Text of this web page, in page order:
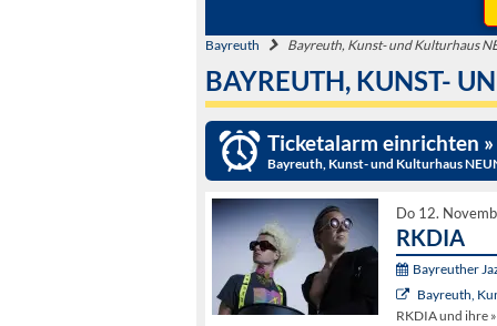
Bayreuth Bayreuth, Kunst- und Kulturhaus
BAYREUTH, KUNST-
Ticketalarm einrichten »
Bayreuth, Kunst- und Kulturhaus
Do 12.
RKDIA
Bayreuther
Bayreuth,
RKDIA und ihre